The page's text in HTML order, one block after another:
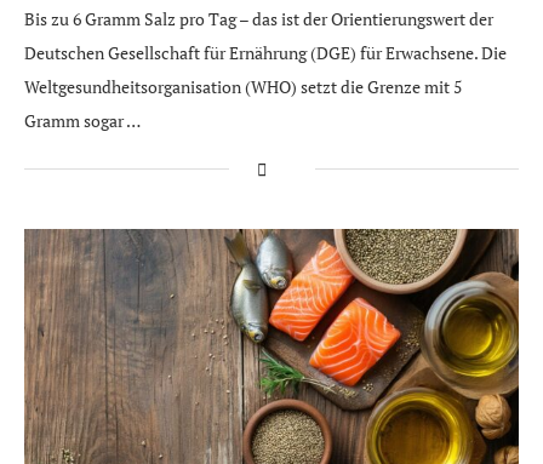
Bis zu 6 Gramm Salz pro Tag – das ist der Orientierungswert der
Deutschen Gesellschaft für Ernährung (DGE) für Erwachsene. Die
Weltgesundheitsorganisation (WHO) setzt die Grenze mit 5
Gramm sogar …